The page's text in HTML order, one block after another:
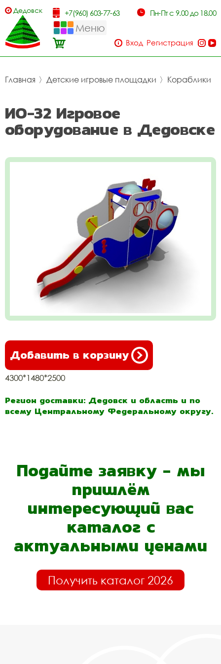
Дедовск +7(960) 603-77-63 Пн-Пт с 9.00 до 18.00
Меню
Вход Регистрация
Главная 〉 Детские игровые площадки 〉 Кораблики
ИО-32 Игровое
оборудование в Дедовске
Добавить в корзину
4300*1480*2500
Регион доставки: Дедовск и область и по
всему Центральному Федеральному округу.
Подайте заявку - мы
пришлём
интересующий вас
каталог с
актуальными ценами
Получить каталог 2026